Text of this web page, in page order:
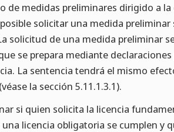
de medidas preliminares dirigido a
solicitar una medida
solicitud de una medida preliminar
se prepara mediante
La sentencia tendrá el mismo
la sección 5.11.1.3.1).
si quien solicita la licencia
licencia obligatoria se cumplen y